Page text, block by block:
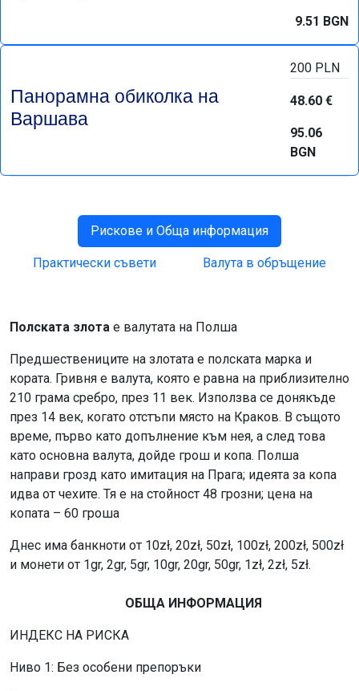
9.51 BGN
Панорамна обиколка на
Варшава
200 PLN
48.60 €
95.06
BGN
Рискове и Обща информация
Практически съвети Валута в обръщение
Полската злота е валутата на Полша
Предшествениците на злотата е полската марка и
кората. Гривня е валута, която е равна на приблизително
210 грама сребро, през 11 век. Използва се донякъде
през 14 век, когато отстъпи място на Краков. В същото
време, първо като допълнение към нея, а след това
като основна валута, дойде грош и копа. Полша
направи грозд като имитация на Прага; идеята за копа
идва от чехите. Тя е на стойност 48 грозни; цена на
копата – 60 гроша
Днес има банкноти от 10zł, 20zł, 50zł, 100zł, 200zł, 500zł
и монети от 1gr, 2gr, 5gr, 10gr, 20gr, 50gr, 1zł, 2zł, 5zł.
ОБЩА ИНФОРМАЦИЯ
ИНДЕКС НА РИСКА
Ниво 1: Без особени препоръки